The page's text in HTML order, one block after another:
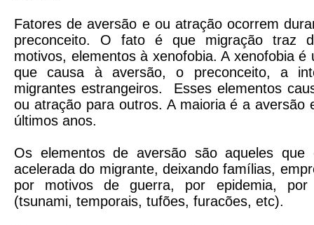
Fatores de aversão e ou atração ocorrem
preconceito. O fato é que migração traz
motivos, elementos à xenofobia. A xenofobia é
que causa à aversão, o preconceito, a
migrantes estrangeiros. Esses elementos
ou atração para outros. A maioria é a aversão
últimos anos.
Os elementos de aversão são aqueles que
acelerada do migrante, deixando famílias,
por motivos de guerra, por epidemia, por
(tsunami, temporais, tufões, furacões, etc).